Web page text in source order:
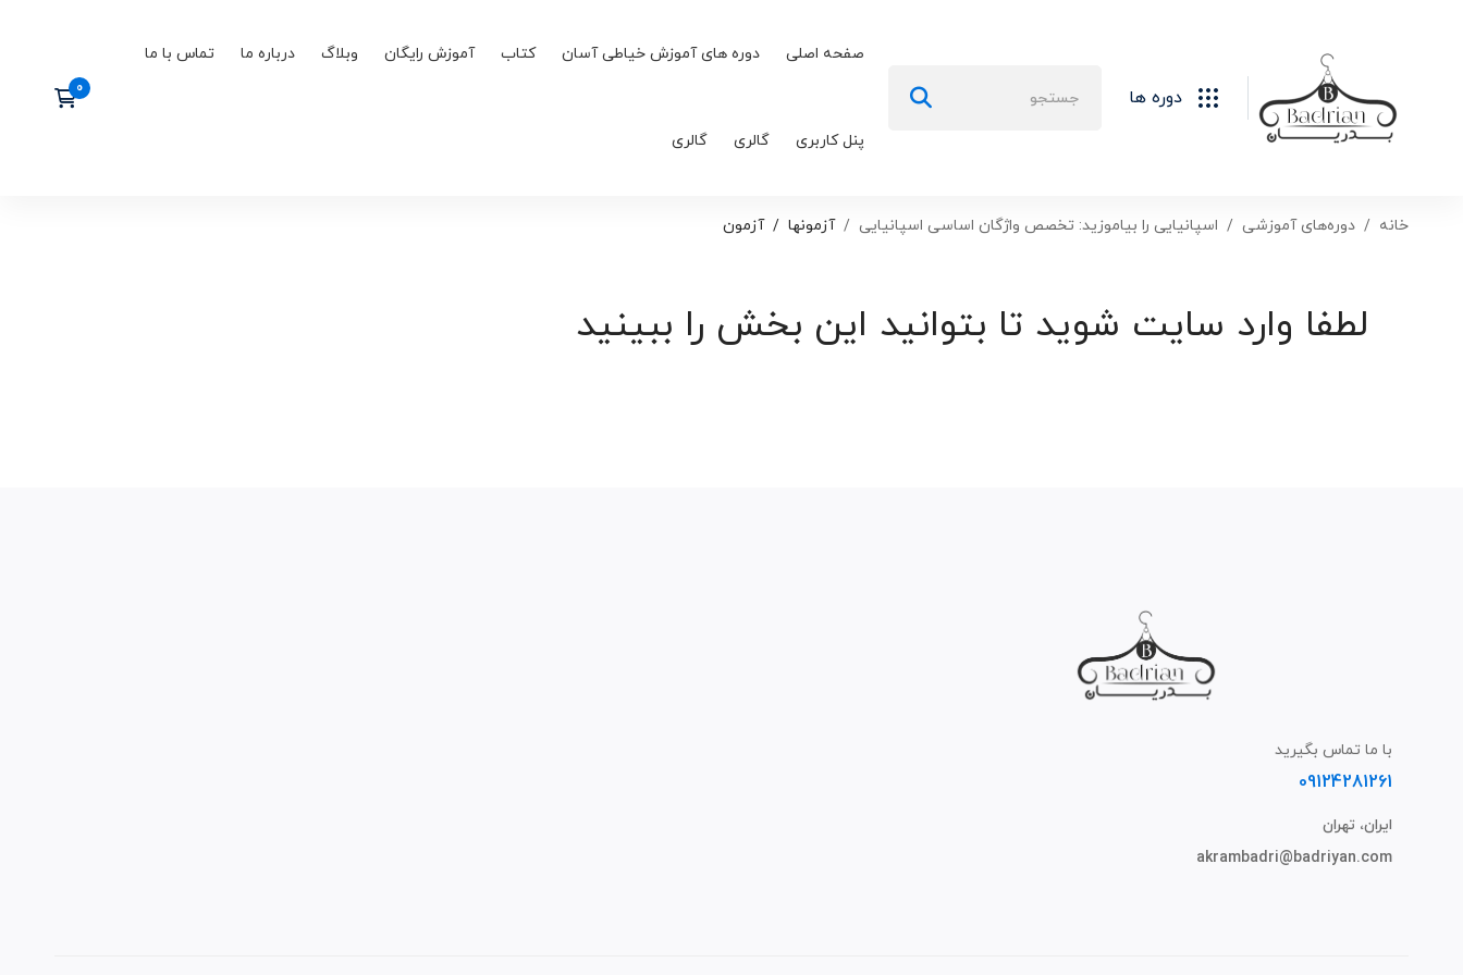
دوره ها
صفحه اصلی دوره های آموزش خیاطی آسان کتاب آموزش رایگان وبلاگ درباره ما تماس با ما
پنل کاربری گالری گالری
خانه دوره‌های آموزشی اسپانیایی را بیاموزید: تخصص واژگان اساسی اسپانیایی آزمونها آزمون
لطفا وارد سایت شوید تا بتوانید این بخش را ببینید
با ما تماس بگیرید
09124281261
ایران، تهران
akrambadri@badriyan.com